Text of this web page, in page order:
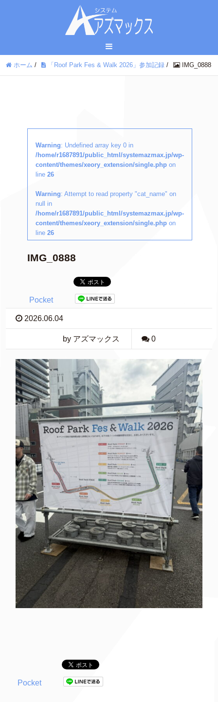
ホーム / 「Roof Park Fes & Walk 2026」参加記録 / IMG_0888
Warning: Undefined array key 0 in
/home/r1687891/public_html/systemazmax.jp/wp-
content/themes/xeory_extension/single.php on
line 26
Warning: Attempt to read property "cat_name" on
null in
/home/r1687891/public_html/systemazmax.jp/wp-
content/themes/xeory_extension/single.php on
line 26
IMG_0888
Pocket
2026.06.04
by アズマックス 0
Pocket